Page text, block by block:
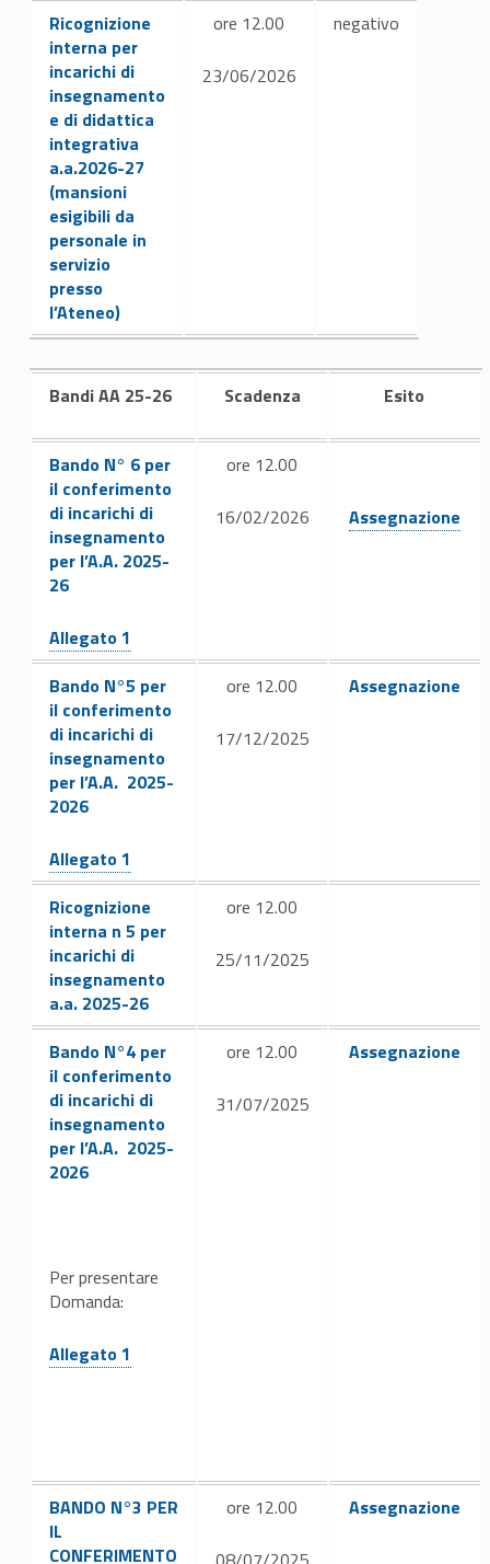
n
s
m
n
Link identifier #identifier__2304-4
Ricognizione
interna per
incarichi di
insegnamento
e di didattica
integrativa
a.a.2026-27
(mansioni
esigibili da
personale in
servizio
presso
l’Ateneo)
ore 12.00
23/06/2026
negativo
Bandi AA 25-26 Scadenza Esito
Link identifier #identifier__49187-5
Bando N° 6 per
il conferimento
di incarichi di
insegnamento
per l’A.A. 2025-
26
Link identifier #identifier__1536-6
Allegato 1
ore 12.00
16/02/2026
Link identifier #identifier__128534-7
Assegnazione
Link identifier #identifier__175358-8
Bando N°5 per
il conferimento
di incarichi di
insegnamento
per l’A.A. 2025-
2026
Link identifier #identifier__125327-9
Allegato 1
ore 12.00
17/12/2025
Link identifier #identifier__159522-10
Assegnazione
Link identifier #identifier__25081-11
Ricognizione
interna n 5 per
incarichi di
insegnamento
a.a. 2025-26
ore 12.00
25/11/2025
Link identifier #identifier__70221-12
Bando N°4 per
il conferimento
di incarichi di
insegnamento
per l’A.A. 2025-
2026
Per presentare
Domanda:
Link identifier #identifier__101050-13
Allegato 1
ore 12.00
31/07/2025
Link identifier #identifier__34679-14
Assegnazione
Link identifier #identifier__140095-15
BANDO N°3 PER
IL
CONFERIMENTO
ore 12.00
Link identifier #identifier__85805-18
Assegnazione